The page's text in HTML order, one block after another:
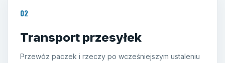
02
Transport przesyłek
Przewóz paczek i rzeczy po wcześniejszym ustaleniu